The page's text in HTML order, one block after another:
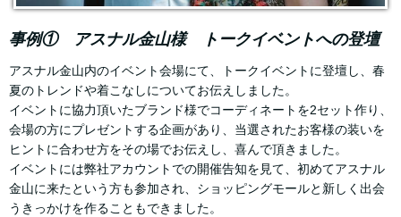
事例① アスナル金山様 トークイベントへの登壇
アスナル金山内のイベント会場にて、トークイベントに登壇し、春
夏のトレンドや着こなしについてお伝えしました。
イベントに協力頂いたブランド様でコーディネートを2セット作り、
会場の方にプレゼントする企画があり、当選されたお客様の装いを
ヒントに合わせ方をその場でお伝えし、喜んで頂きました。
イベントには弊社アカウントでの開催告知を見て、初めてアスナル
金山に来たという方も参加され、ショッピングモールと新しく出会
うきっかけを作ることもできました。